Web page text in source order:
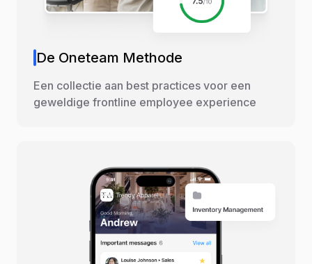
De Oneteam Methode
Een collectie aan best practices voor een
geweldige frontline employee experience